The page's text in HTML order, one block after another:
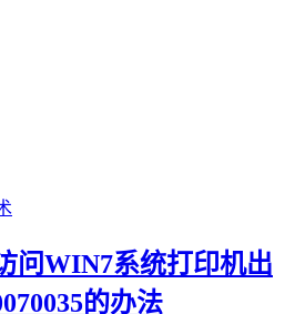
问WIN7系统打印机出
的办法